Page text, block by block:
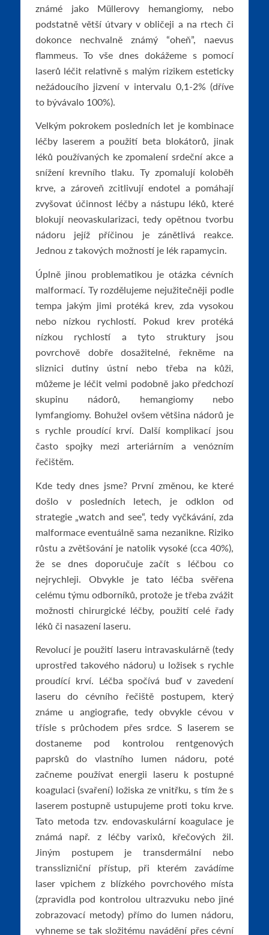
známé jako Müllerovy hemangiomy, nebo
podstatně větší útvary v obličeji a na rtech či
dokonce nechvalně známý “oheň”, naevus
flammeus. To vše dnes dokážeme s pomocí
laserů léčit relativně s malým rizikem esteticky
nežádoucího jizvení v intervalu 0,1-2% (dříve
to bývávalo 100%).
Velkým pokrokem posledních let je kombinace
léčby laserem a použití beta blokátorů, jinak
léků používaných ke zpomalení srdeční akce a
snížení krevního tlaku. Ty zpomalují koloběh
krve, a zároveň zcitlivují endotel a pomáhají
zvyšovat účinnost léčby a nástupu léků, které
blokují neovaskularizaci, tedy opětnou tvorbu
nádoru jejíž příčinou je zánětlivá reakce.
Jednou z takových možností je lék rapamycin.
Úplně jinou problematikou je otázka cévních
malformací. Ty rozdělujeme nejužitečněji podle
tempa jakým jimi protéká krev, zda vysokou
nebo nízkou rychlostí. Pokud krev protéká
nízkou rychlostí a tyto struktury jsou
povrchově dobře dosažitelné, řekněme na
sliznici dutiny ústní nebo třeba na kůži,
můžeme je léčit velmi podobně jako předchozí
skupinu nádorů, hemangiomy nebo
lymfangiomy. Bohužel ovšem většina nádorů je
s rychle proudící krví. Další komplikací jsou
často spojky mezi arteriárním a venózním
řečištěm.
Kde tedy dnes jsme? První změnou, ke které
došlo v posledních letech, je odklon od
strategie „watch and see“, tedy vyčkávání, zda
malformace eventuálně sama nezanikne. Riziko
růstu a zvětšování je natolik vysoké (cca 40%),
že se dnes doporučuje začít s léčbou co
nejrychleji. Obvykle je tato léčba svěřena
celému týmu odborníků, protože je třeba zvážit
možnosti chirurgické léčby, použití celé řady
léků či nasazení laseru.
Revolucí je použití laseru intravaskulárně (tedy
uprostřed takového nádoru) u ložisek s rychle
proudící krví. Léčba spočívá buď v zavedení
laseru do cévního řečiště postupem, který
známe u angiografie, tedy obvykle cévou v
třísle s průchodem přes srdce. S laserem se
dostaneme pod kontrolou rentgenových
paprsků do vlastního lumen nádoru, poté
začneme používat energii laseru k postupné
koagulaci (svaření) ložiska ze vnitřku, s tím že s
laserem postupně ustupujeme proti toku krve.
Tato metoda tzv. endovaskulární koagulace je
známá např. z léčby varixů, křečových žil.
Jiným postupem je transdermální nebo
transslizniční přístup, při kterém zavádíme
laser vpichem z blízkého povrchového místa
(zpravidla pod kontrolou ultrazvuku nebo jiné
zobrazovací metody) přímo do lumen nádoru,
vyhneme se tak složitému navádění přes cévní